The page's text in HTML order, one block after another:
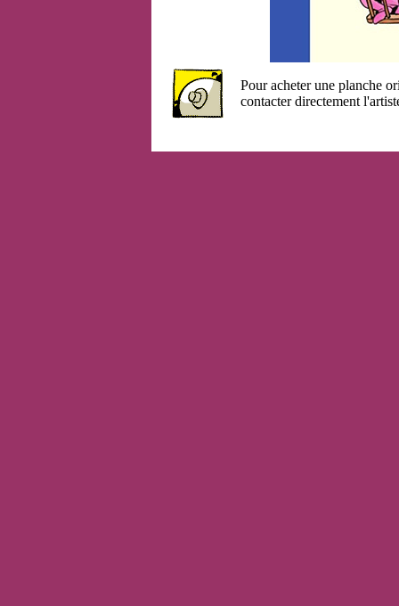
Pour acheter une planche
contacter directement